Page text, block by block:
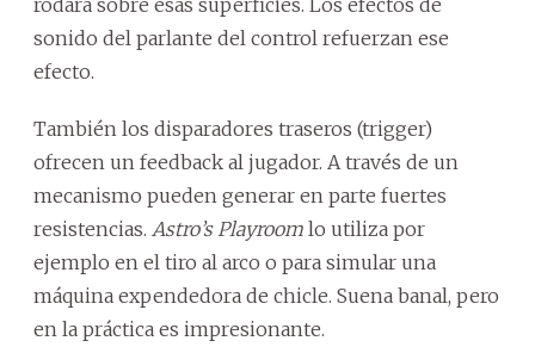
sonido del parlante del control refuerzan ese
efecto.
También los disparadores traseros (trigger)
ofrecen un feedback al jugador. A través de un
mecanismo pueden generar en parte fuertes
resistencias. Astro’s Playroom lo utiliza por
ejemplo en el tiro al arco o para simular una
máquina expendedora de chicle. Suena banal, pero
en la práctica es impresionante.